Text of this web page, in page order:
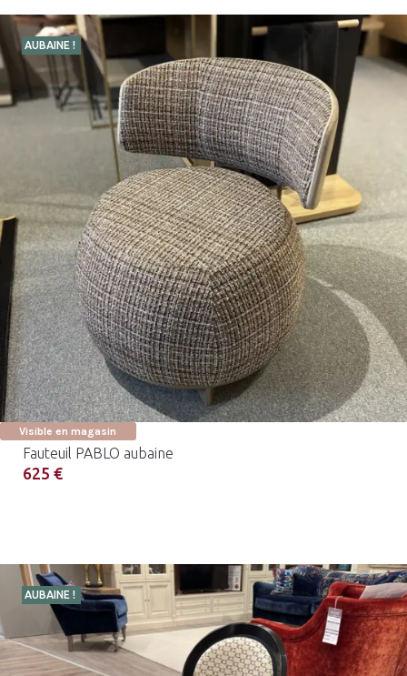
AUBAINE !
Visible en magasin
Fauteuil PABLO aubaine
625 €
AUBAINE !